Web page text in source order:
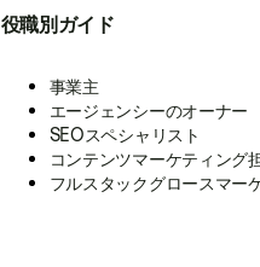
役職別ガイド
事業主
エージェンシーのオーナー
SEOスペシャリスト
コンテンツマーケティング
フルスタックグロースマー